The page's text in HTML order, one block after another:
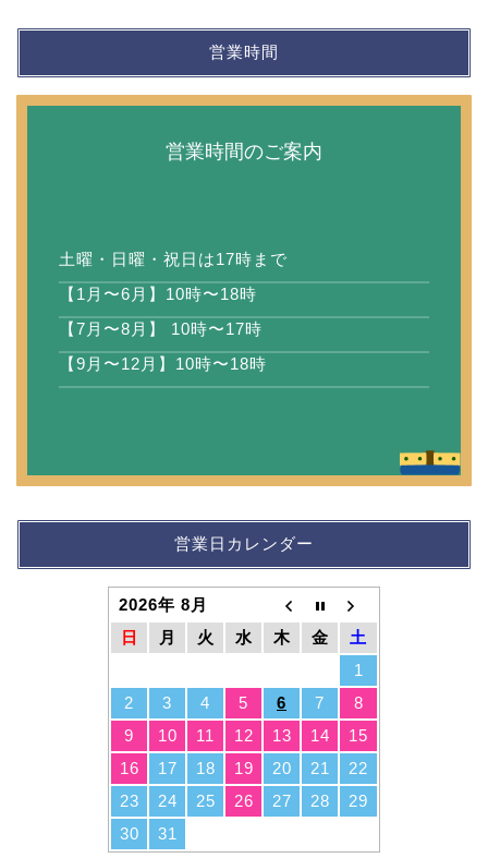
営業時間
営業時間のご案内
土曜・日曜・祝日は17時まで
【1月〜6月】10時〜18時
【7月〜8月】 10時〜17時
【9月〜12月】10時〜18時
営業日カレンダー
2026年 8月
日
月 火 水 木 金
土
1
2
3 4 5 6 7
8
9
10 11 12 13 14
15
16
17 18 19 20 21
22
23
24 25 26 27 28
29
30
31